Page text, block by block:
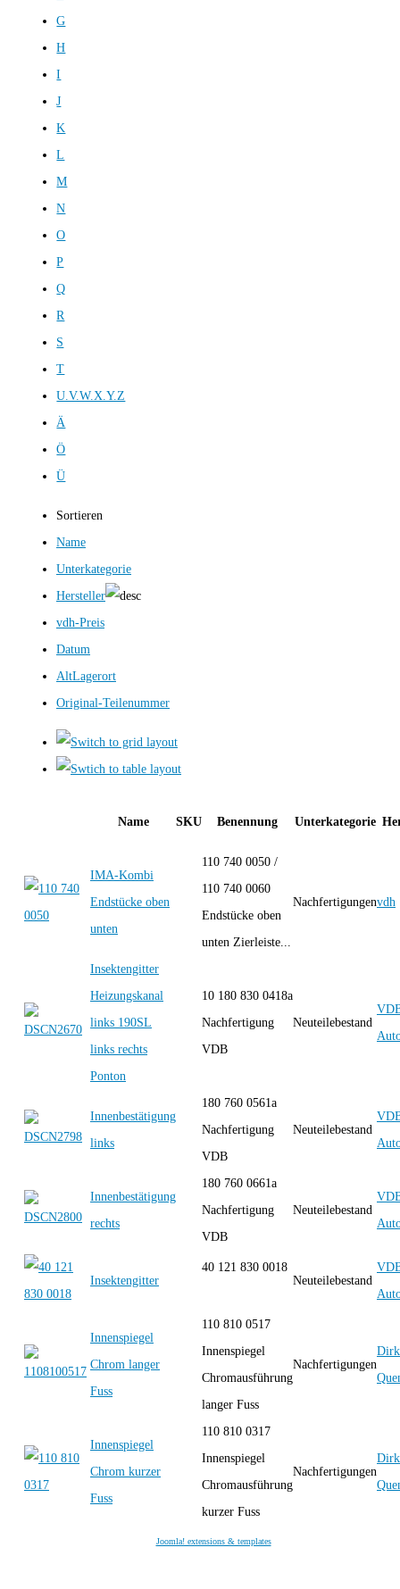
G
H
I
J
K
L
M
N
O
P
Q
R
S
T
U.V.W.X.Y.Z
Ä
Ö
Ü
Sortieren
Name
Unterkategorie
Hersteller
vdh-Preis
Datum
AltLagerort
Original-Teilenummer
Name SKU Benennung Unterkategorie
IMA-Kombi
Endstücke oben
unten
110 740 0050 /
110 740 0060
Endstücke oben
unten Zierleiste...
Nachfertigungenvdh
Insektengitter
Heizungskanal
links 190SL
links rechts
Ponton
10 180 830 0418a
Nachfertigung
VDB
Neuteilebestand
Innenbestätigung
links
180 760 0561a
Nachfertigung
VDB
Neuteilebestand
Innenbestätigung
rechts
180 760 0661a
Nachfertigung
VDB
Neuteilebestand
Insektengitter
40 121 830 0018
Neuteilebestand
Innenspiegel
Chrom langer
Fuss
110 810 0517
Innenspiegel
Chromausführung
langer Fuss
Nachfertigungen
Dirk
Innenspiegel
Chrom kurzer
Fuss
110 810 0317
Innenspiegel
Chromausführung
kurzer Fuss
Nachfertigungen
Dirk
Joomla! extensions & templates